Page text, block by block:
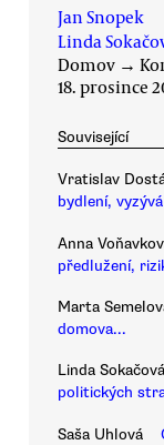
Jan Snopek
Linda
Domov →
18. prosince
Související
Vratislav
bydlení,
Anna
předlužení,
Marta
domova...
Linda Sokačová
politických
Saša Uhlová